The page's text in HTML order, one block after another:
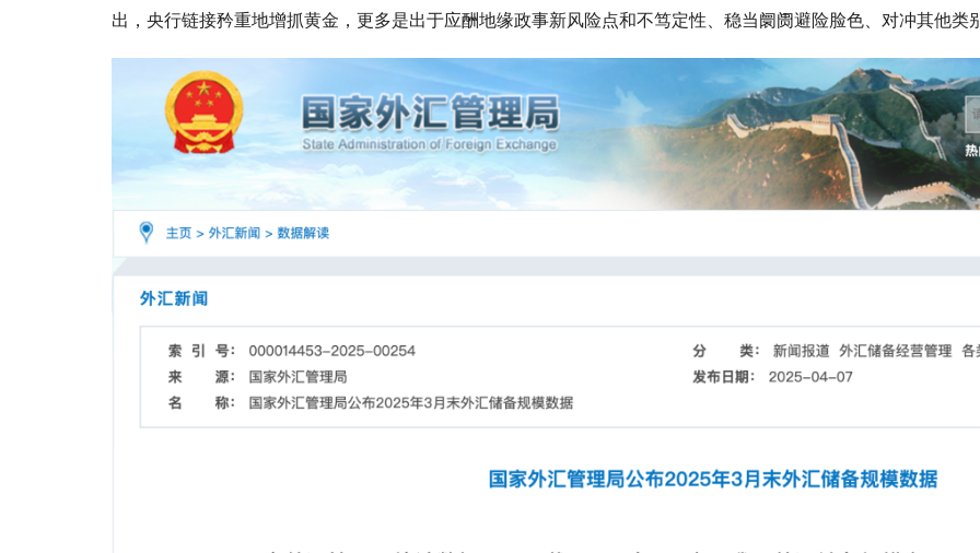
出，央行链接矜重地增抓黄金，更多是出于应酬地缘政事新风险点和不笃定性、稳当阛阓避险脸色、对冲其他类